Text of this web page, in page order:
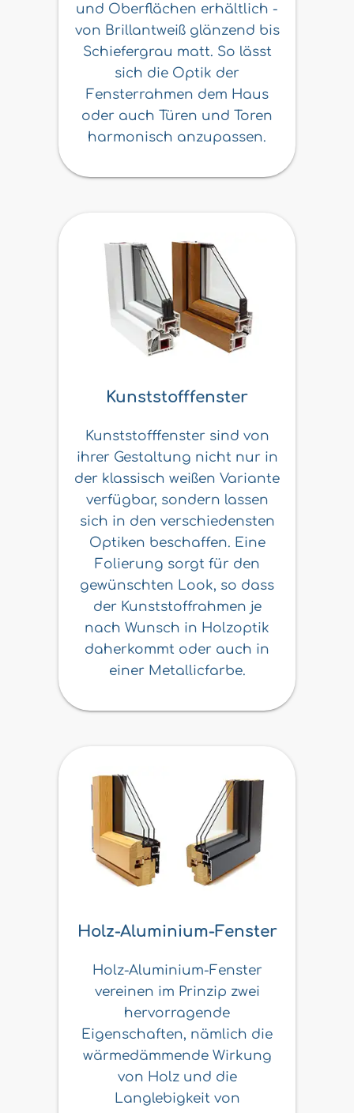
und Oberflächen erhältlich -
von Brillantweiß glänzend bis
Schiefergrau matt. So lässt
sich die Optik der
Fensterrahmen dem Haus
oder auch Türen und Toren
harmonisch anzupassen.
Kunststofffenster
Kunststofffenster sind von
ihrer Gestaltung nicht nur in
der klassisch weißen Variante
verfügbar, sondern lassen
sich in den verschiedensten
Optiken beschaffen. Eine
Folierung sorgt für den
gewünschten Look, so dass
der Kunststoffrahmen je
nach Wunsch in Holzoptik
daherkommt oder auch in
einer Metallicfarbe.
Holz-Aluminium-Fenster
Holz-Aluminium-Fenster
vereinen im Prinzip zwei
hervorragende
Eigenschaften, nämlich die
wärmedämmende Wirkung
von Holz und die
Langlebigkeit von